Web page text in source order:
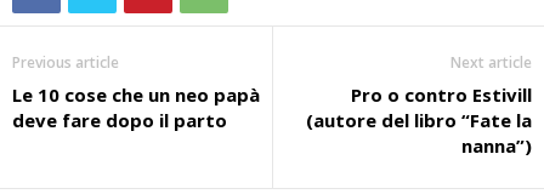
Previous article
Le 10 cose che un neo papà
deve fare dopo il parto
Next article
Pro o contro Estivill
(autore del libro “Fate la
nanna”)